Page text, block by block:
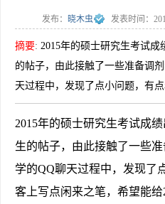
» »
发布： 晓木虫 发表时间：
摘要: 2015年的硕士研究生考试
的帖子，由此接触了一些准备调
天过程中，发现了点小问题，有
2015年的硕士研究生考试成
生的帖子，由此接触了一些
学的QQ聊天过程中，发现了
客上写点闲来之笔，希望能给